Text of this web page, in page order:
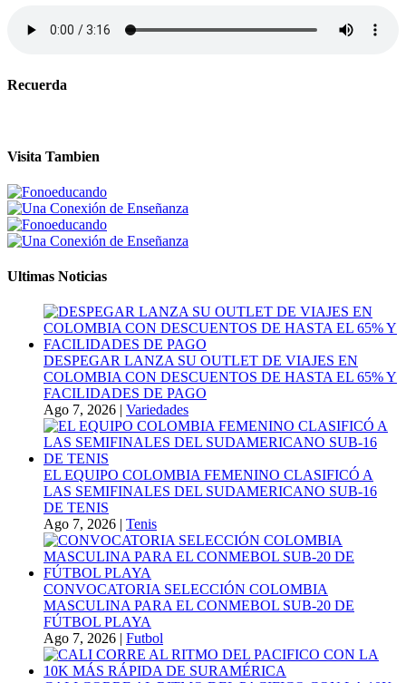
Recuerda
Visita Tambien
Ultimas Noticias
DESPEGAR LANZA SU OUTLET DE VIAJES EN
COLOMBIA CON DESCUENTOS DE HASTA EL 65% Y
FACILIDADES DE PAGO
Ago 7, 2026
Variedades
EL EQUIPO COLOMBIA FEMENINO CLASIFICÓ A
LAS SEMIFINALES DEL SUDAMERICANO SUB-16
DE TENIS
Ago 7, 2026
Tenis
CONVOCATORIA SELECCIÓN COLOMBIA
MASCULINA PARA EL CONMEBOL SUB-20 DE
FÚTBOL PLAYA
Ago 7, 2026
Futbol